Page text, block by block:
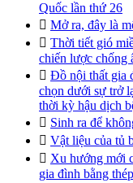
Quốc lần thứ 26
 Mở ra, đây là
 Thời tiết gió
chiến lược chống
 Đồ nội thất gia
chọn dưới sự trở
thời kỳ hậu dịch
 Sinh ra để
 Vật liệu của tủ
 Xu hướng mới
gia đình bằng